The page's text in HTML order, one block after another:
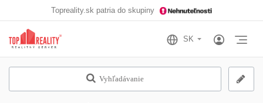
Topreality.sk patria do skupiny
Vyhľadávanie